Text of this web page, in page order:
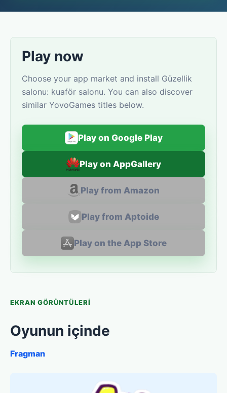
Play now
Choose your app market and install Güzellik
salonu: kuaför salonu. You can also discover
similar YovoGames titles below.
Play on Google Play
Play on AppGallery
Play from Amazon
Play from Aptoide
Play on the App Store
EKRAN GÖRÜNTÜLERI
Oyunun içinde
Fragman